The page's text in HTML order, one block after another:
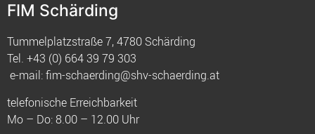
FIM Schärding
Tummelplatzstraße 7, 4780 Schärding
Tel. +43 (0) 664 39 79 303
e-mail:fim-schaerding@shv-schaerding.at
telefonische Erreichbarkeit
Mo – Do: 8.00 – 12.00 Uhr